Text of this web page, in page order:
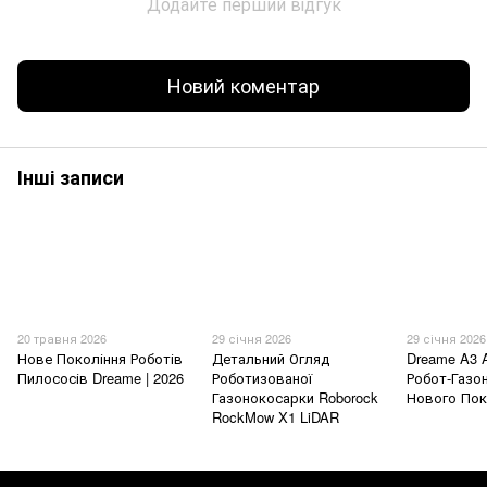
Новий коментар
Інші записи
20 травня 2026
Нове Покоління Роботів
Пилососів Dreame | 2026
29 січня 2026
Детальний Огляд
Роботизованої
Газонокосарки Roborock
RockMow X1 LiDAR
29 січня 2026
Dreame A3
Робот-
Нового